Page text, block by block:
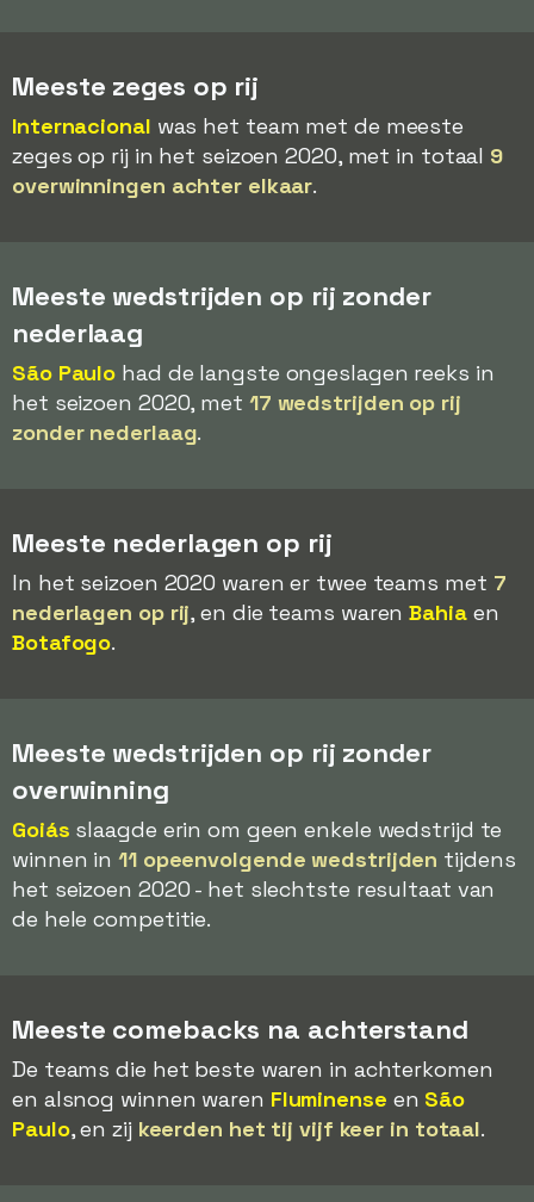
Meeste zeges op rij
Internacional was het team met de meeste
zeges op rij in het seizoen 2020, met in totaal 9
overwinningen achter elkaar.
Meeste wedstrijden op rij zonder
nederlaag
São Paulo had de langste ongeslagen reeks in
het seizoen 2020, met 17 wedstrijden op rij
zonder nederlaag.
Meeste nederlagen op rij
In het seizoen 2020 waren er twee teams met 7
nederlagen op rij, en die teams warenBahiaen
Botafogo.
Meeste wedstrijden op rij zonder
overwinning
Goiás slaagde erin om geen enkele wedstrijd te
winnen in11 opeenvolgende wedstrijden tijdens
het seizoen 2020 - het slechtste resultaat van
de hele competitie.
Meeste comebacks na achterstand
De teams die het beste waren in achterkomen
en alsnog winnen waren Fluminense en São
Paulo, en zij keerden het tij vijf keer in totaal.